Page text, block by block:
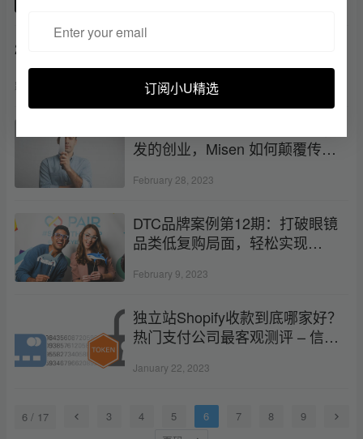
订阅小U精选
2023跨境出海品牌海外网红营销白皮书
跨境资讯
发的创业，Misen 如何颠覆传统
February 28, 2023
DTC品牌案例第12期：打破眼镜
品类低复购局面，轻松实现
February 9, 2023
独立站Shopify收款到底哪家好？
热门支付公司最客观测评 – 信用
January 22, 2023
6 / 17 3 4 5 6 7 8 9